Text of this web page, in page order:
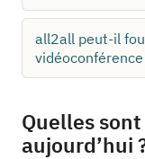
all2all peut-il
vidéoconférence
Quelles
aujourd’hui